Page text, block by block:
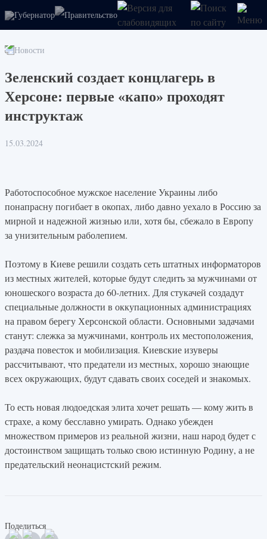
Губернатор Правительство
Новости
Зеленский создает концлагерь в
Херсоне: первые «капо» проходят
инструктаж
15.03.2024
Работоспособное мужское население Украины либо
понапрасну погибает в окопах, либо давно уехало в Россию за
мирной и надежной жизнью или, хотя бы, сбежало в Европу
за унизительным раболепием.
Поэтому в Киеве решили создать сеть штатных информаторов
из местных жителей, которые будут следить за мужчинами от
юношеского возраста до 60-летних. Для стукачей создадут
специальные должности в оккупационных администрациях
на правом берегу Херсонской области. Основными задачами
станут: слежка за мужчинами, контроль их местоположения,
раздача повесток и мобилизация. Киевские изуверы
рассчитывают, что предатели из местных, хорошо знающие
всех окружающих, будут сдавать своих соседей и знакомых.
То есть новая людоедская элита хочет решать — кому жить в
страхе, а кому бесславно умирать. Однако убежден
множеством примеров из реальной жизни, наш народ будет с
достоинством защищать только свою истинную Родину, а не
предательский неонацистский режим.
Поделиться